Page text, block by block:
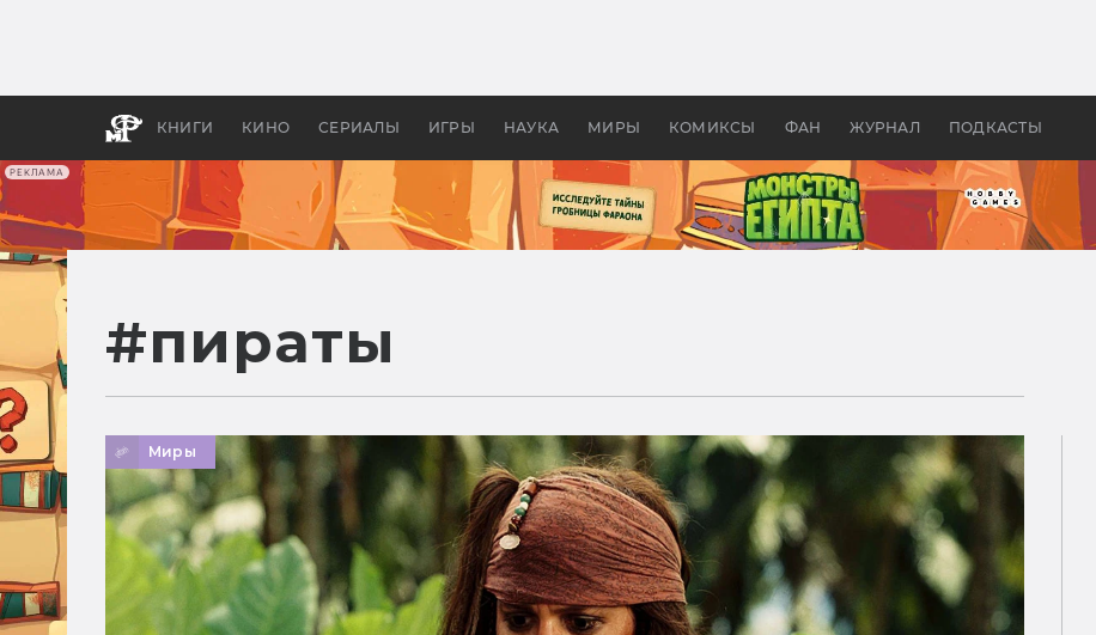
РЕКЛАМА
КНИГИ КИНО СЕРИАЛЫ ИГРЫ НАУКА МИРЫ КОМИКСЫ ФАН ЖУРНАЛ ПОДКАСТЫ
апокалипсис, в России —
бы «Властелина колец»
#пираты
Миры